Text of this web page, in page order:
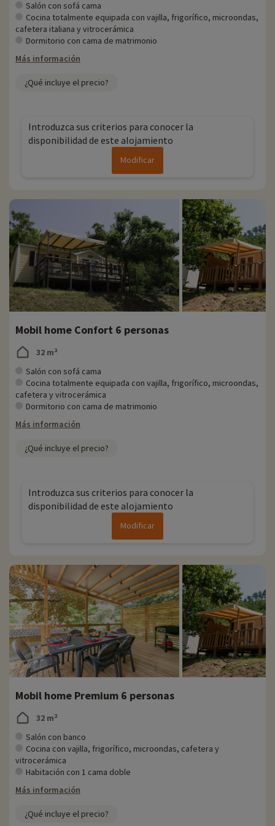
Para más información
Salón con sofá cama
Cocina totalmente equipada con vajilla, frigorífico, microondas,
cafetera italiana y vitrocerámica
Dormitorio con cama de matrimonio
Más información
¿Qué incluye el precio?
Introduzca sus criterios para conocer la
disponibilidad de este alojamiento
Modificar
Mobil home Confort 6 personas
32 m²
Salón con sofá cama
Cocina totalmente equipada con vajilla, frigorífico, microondas,
cafetera y vitrocerámica
Dormitorio con cama de matrimonio
Más información
¿Qué incluye el precio?
Introduzca sus criterios para conocer la
disponibilidad de este alojamiento
Modificar
Mobil home Premium 6 personas
32 m²
Salón con banco
Cocina con vajilla, frigorífico, microondas, cafetera y
vitrocerámica
Habitación con 1 cama doble
Más información
¿Qué incluye el precio?